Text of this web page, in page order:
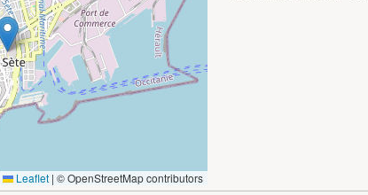
Leaflet | © OpenStreetMap contributors